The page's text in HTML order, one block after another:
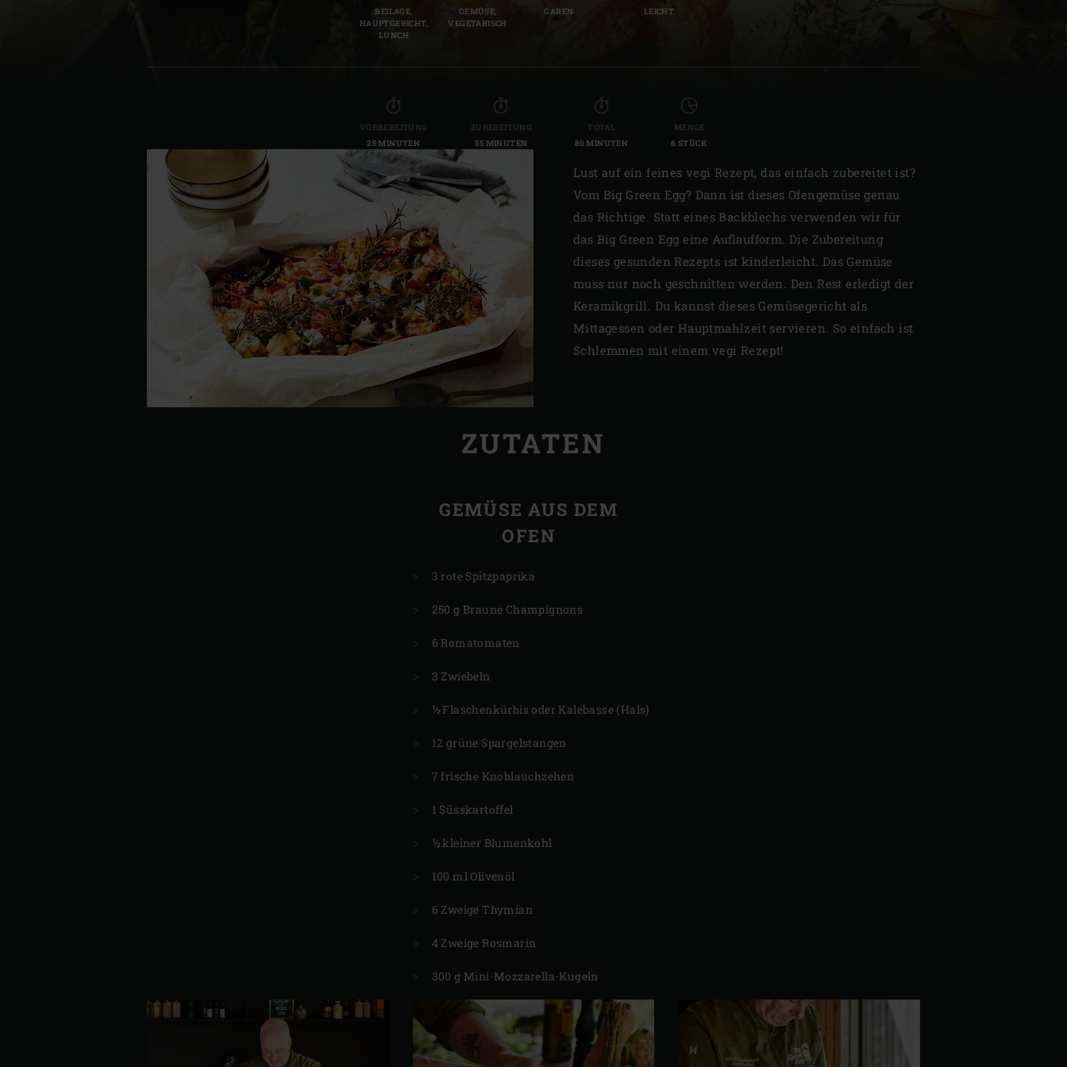
Germany | Deutschland
Greece | Ελλάδα
Hungary | Magyarország
Switzerland (French) | Schweiz (Français)
Turkey | Türkiye
BEILAGE,
HAUPTGERICHT,
LUNCH
GEMÜSE,
VEGETARISCH
GAREN
LEICHT
VORBEREITUNG
25 MINUTEN
ZUBEREITUNG
55 MINUTEN
TOTAL
80 MINUTEN
MENGE
6 STÜCK
Lust auf ein feines vegi Rezept, das einfach zubereitet ist?
Vom Big Green Egg? Dann ist dieses Ofengemüse genau
das Richtige. Statt eines Backblechs verwenden wir für
das Big Green Egg eine Auflaufform. Die Zubereitung
dieses gesunden Rezepts ist kinderleicht. Das Gemüse
muss nur noch geschnitten werden. Den Rest erledigt der
Keramikgrill. Du kannst dieses Gemüsegericht als
Mittagessen oder Hauptmahlzeit servieren. So einfach ist
Schlemmen mit einem vegi Rezept!
ZUTATEN
GEMÜSE AUS DEM
OFEN
3 rote Spitzpaprika
250 g Braune Champignons
6 Romatomaten
3 Zwiebeln
½ Flaschenkürbis oder Kalebasse (Hals)
12 grüne Spargelstangen
7 frische Knoblauchzehen
1 Süsskartoffel
½ kleiner Blumenkohl
100 ml Olivenöl
6 Zweige Thymian
4 Zweige Rosmarin
300 g Mini-Mozzarella-Kugeln